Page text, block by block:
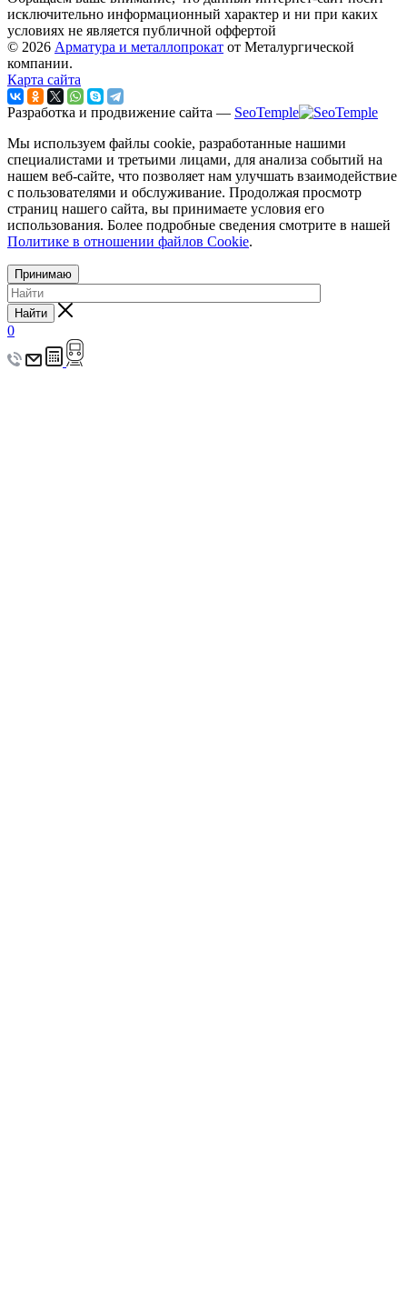
исключительно информационный характер и ни при каких
условиях не является публичной оффертой
© 2026 Арматура и металлопрокат от Металургической
компании.
Карта сайта
Разработка и продвижение сайта — SeoTemple
Мы используем файлы cookie, разработанные нашими
специалистами и третьими лицами, для анализа событий на
нашем веб-сайте, что позволяет нам улучшать взаимодействие
с пользователями и обслуживание. Продолжая просмотр
страниц нашего сайта, вы принимаете условия его
использования. Более подробные сведения смотрите в нашей
Политике в отношении файлов Cookie.
Принимаю
Найти
0